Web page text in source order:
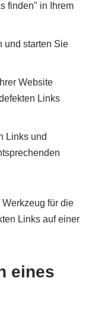
finden" in Ihrem
und starten Sie
Website
Links
Links und
für die
Links auf einer
eines